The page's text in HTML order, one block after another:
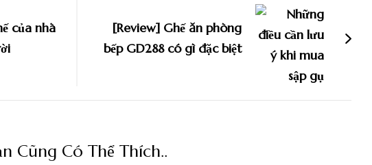
của nhà
[Review] Ghế ăn phòng
bếp GD288 có gì đặc biệt
Cũng Có Thể Thích..